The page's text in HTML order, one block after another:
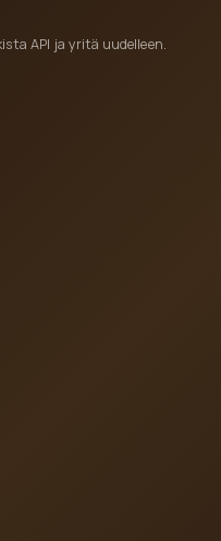
API ja yritä uudelleen.